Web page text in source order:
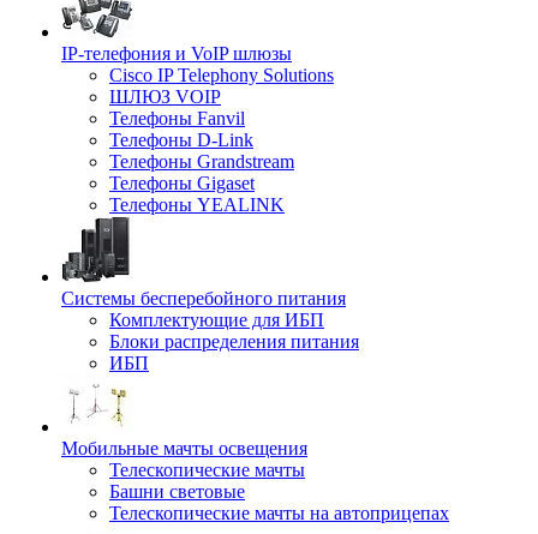
IP-телефония и VoIP шлюзы
Cisco IP Telephony Solutions
ШЛЮЗ VOIP
Телефоны Fanvil
Телефоны D-Link
Телефоны Grandstream
Телефоны Gigaset
Телефоны YEALINK
Системы бесперебойного питания
Комплектующие для ИБП
Блоки распределения питания
ИБП
Мобильные мачты освещения
Телескопические мачты
Башни световые
Телескопические мачты на автоприцепах